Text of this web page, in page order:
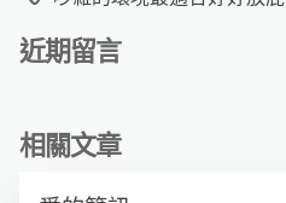
近期留言
相關文章